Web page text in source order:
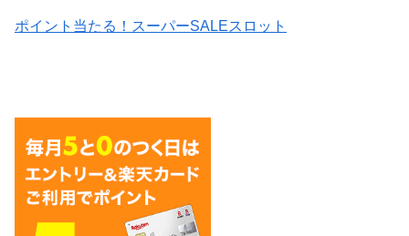
ポイント当たる！スーパーSALEスロット